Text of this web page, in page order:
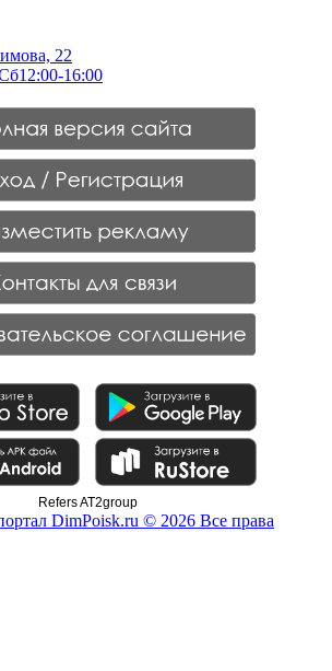
22
16:00
Refers AT2group
DimPoisk.ru © 2026 Все права